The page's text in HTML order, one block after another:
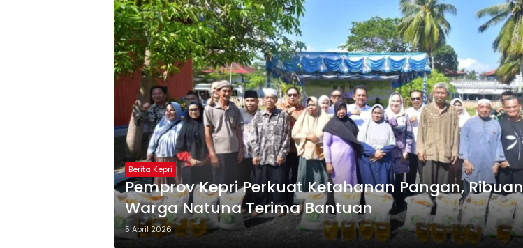
Berita Kepri
Pemprov Kepri Perkuat Ketahanan Pangan, Ribuan
Warga Natuna Terima Bantuan
5 April 2026